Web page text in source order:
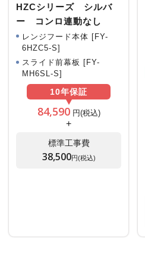
HZCシリーズ シルバ
ー コンロ連動なし
レンジフード本体 [FY-
6HZC5-S]
スライド前幕板 [FY-
MH6SL-S]
10年保証
84,590円(税込)
+
標準工事費
38,500円(税込)